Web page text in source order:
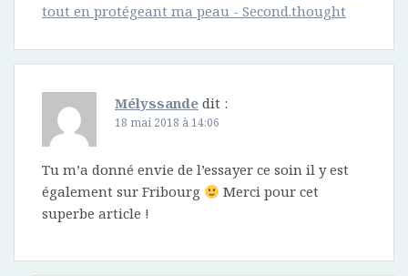
tout en protégeant ma peau - Second.thought
Mélyssande dit :
18 mai 2018 à 14:06
Tu m’a donné envie de l’essayer ce soin il y est
également sur Fribourg
Merci pour cet
superbe article !